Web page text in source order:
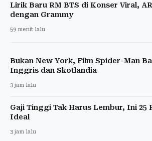
Lirik Baru RM BTS di Konser Viral,
dengan Grammy
59 menit lalu
Bukan New York, Film Spider-Man
Inggris dan Skotlandia
3 jam lalu
Gaji Tinggi Tak Harus Lembur, Ini 25
Ideal
3 jam lalu